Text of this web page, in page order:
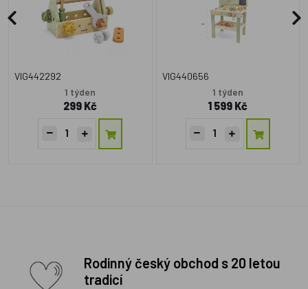
VIG442292
1 týden
299 Kč
VIG440656
1 týden
1 599 Kč
Rodinný český obchod s 20 letou
tradicí